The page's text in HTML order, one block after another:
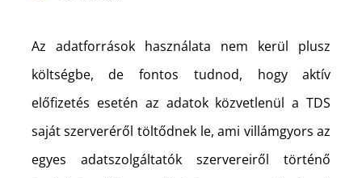
Az adatforrások használata nem kerül plusz
költségbe, de fontos tudnod, hogy aktív
előfizetés esetén az adatok közvetlenül a TDS
saját szerveréről töltődnek le, ami villámgyors az
egyes adatszolgáltatók szervereiről történő